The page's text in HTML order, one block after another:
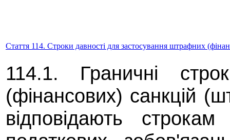
Стаття 114. Строки давності для застосування штрафних
114.1. Граничні
(фінансових) санкцій
відповідають